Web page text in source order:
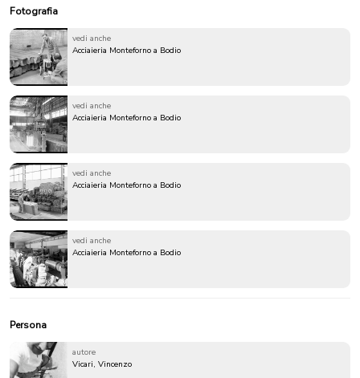
Fotografia
vedi anche
Acciaieria Monteforno a Bodio
vedi anche
Acciaieria Monteforno a Bodio
vedi anche
Acciaieria Monteforno a Bodio
vedi anche
Acciaieria Monteforno a Bodio
Persona
autore
Vicari, Vincenzo